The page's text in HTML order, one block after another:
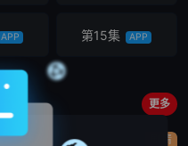
APP 第15集 APP
APP
APP 第21集
更多
动画 剧情